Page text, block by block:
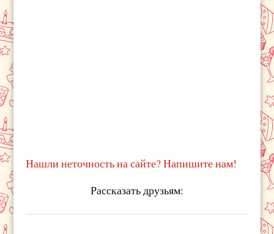
Нашли неточность на сайте? Напишите нам!
Рассказать друзьям: